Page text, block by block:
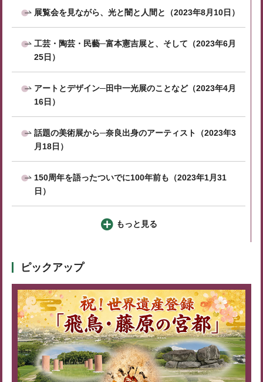
展覧会を見ながら、光と闇と人間と（2023年8月10日）
工芸・陶芸・民藝─富本憲吉展と、そして（2023年6月
25日）
アートとデザイン─田中一光展のことなど（2023年4月
16日）
話題の美術展から─奈良出身のアーティスト（2023年3
月18日）
150周年を語ったついでに100年前も（2023年1月31
日）
もっと見る
ピックアップ